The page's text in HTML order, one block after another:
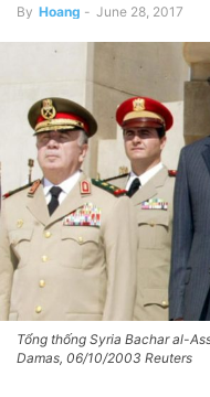
By Hoang - June 28, 2017
Tổng thống Syria Bachar al-
Damas, 06/10/2003 Reuters